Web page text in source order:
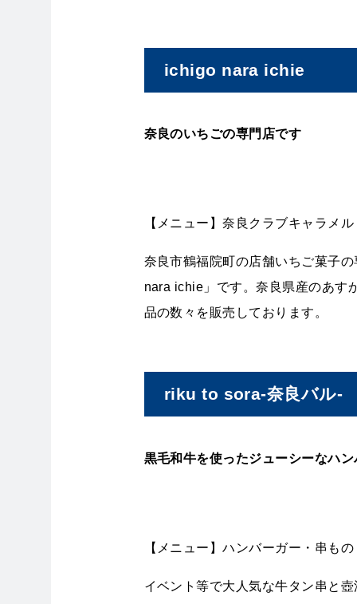
ichigo nara ichie
奈良のいちごの専門店です
【メニュー】奈良クラブキャラメ
奈良市鶴福院町の店舗いちご菓子
nara ichie」です。奈良県産のあす
品の数々を販売しております。
riku to sora-奈良バル-
黒毛和牛を使ったジューシーなハ
【メニュー】ハンバーガー・串もの
イベント等で大人気な牛タン串と